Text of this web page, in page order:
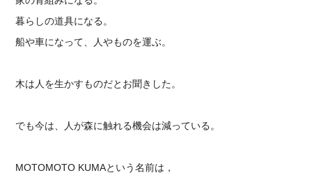
暮らしの道具になる。
船や車になって、人やものを運ぶ。
木は人を生かすものだとお聞きした。
でも今は、人が森に触れる機会は減っている。
MOTOMOTO KUMAという名前は，